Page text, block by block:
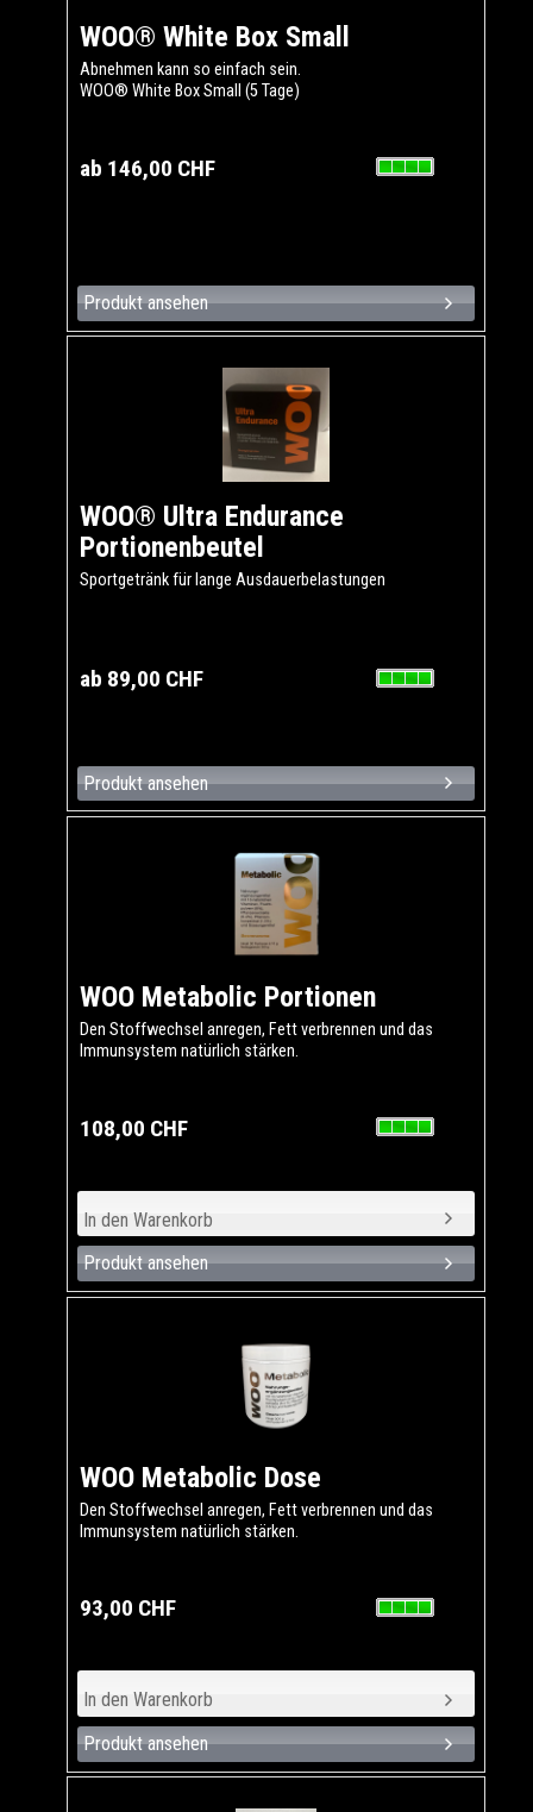
WOO® White Box Small
Abnehmen kann so einfach sein.
WOO® White Box Small (5 Tage)
ab 146,00 CHF
Produkt ansehen
WOO® Ultra Endurance
Portionenbeutel
Sportgetränk für lange Ausdauerbelastungen
ab 89,00 CHF
Produkt ansehen
WOO Metabolic Portionen
Den Stoffwechsel anregen, Fett verbrennen und das
Immunsystem natürlich stärken.
108,00 CHF
Produkt ansehen
WOO Metabolic Dose
Den Stoffwechsel anregen, Fett verbrennen und das
Immunsystem natürlich stärken.
93,00 CHF
Produkt ansehen